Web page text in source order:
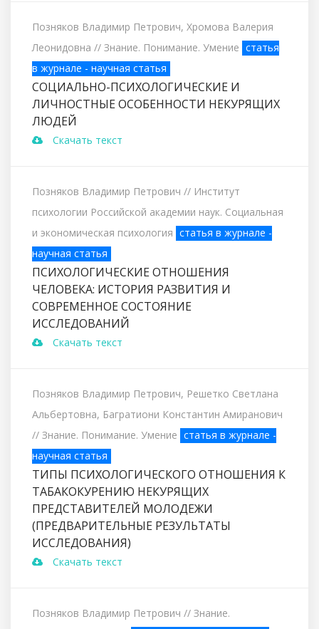
Позняков Владимир Петрович, Хромова Валерия
Леонидовна // Знание. Понимание. Умение статья
в журнале - научная статья
СОЦИАЛЬНО-ПСИХОЛОГИЧЕСКИЕ И
ЛИЧНОСТНЫЕ ОСОБЕННОСТИ НЕКУРЯЩИХ
ЛЮДЕЙ
Скачать текст
Позняков Владимир Петрович // Институт
психологии Российской академии наук. Социальная
и экономическая психология статья в журнале -
научная статья
ПСИХОЛОГИЧЕСКИЕ ОТНОШЕНИЯ
ЧЕЛОВЕКА: ИСТОРИЯ РАЗВИТИЯ И
СОВРЕМЕННОЕ СОСТОЯНИЕ
ИССЛЕДОВАНИЙ
Скачать текст
Позняков Владимир Петрович, Решетко Светлана
Альбертовна, Багратиони Константин Амиранович
// Знание. Понимание. Умение статья в журнале -
научная статья
ТИПЫ ПСИХОЛОГИЧЕСКОГО ОТНОШЕНИЯ К
ТАБАКОКУРЕНИЮ НЕКУРЯЩИХ
ПРЕДСТАВИТЕЛЕЙ МОЛОДЕЖИ
(ПРЕДВАРИТЕЛЬНЫЕ РЕЗУЛЬТАТЫ
ИССЛЕДОВАНИЯ)
Скачать текст
Позняков Владимир Петрович // Знание.